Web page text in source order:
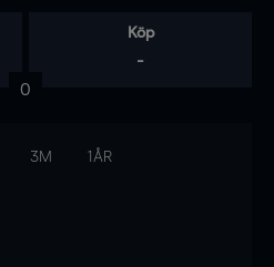
Köp
-
0
3M 1ÅR